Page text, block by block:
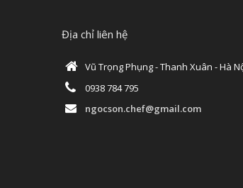
Địa chỉ liên hệ
Vũ Trọng Phụng - Thanh Xuân - Hà
0938 784 795
ngocson.chef@gmail.com